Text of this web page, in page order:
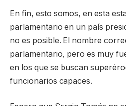
En fin, esto somos, en esta
parlamentario en un país
no es posible. El nombre
parlamentario, pero es muy
en los que se buscan
funcionarios capaces.